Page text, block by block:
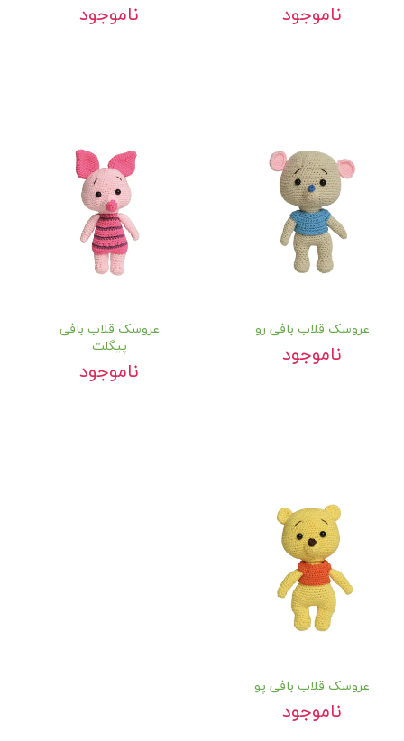
ناموجود ناموجود
عروسک قلاب بافی رو
ناموجود
عروسک قلاب بافی
پیگلت
ناموجود
عروسک قلاب بافی پو
ناموجود